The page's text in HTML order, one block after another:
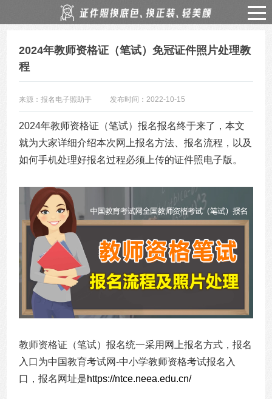
2024年教师资格证（笔试）免冠证件照片处理教
程
来源：报名电子照助手 发布时间：2022-10-15
2024年教师资格证（笔试）报名报名终于来了，本文
就为大家详细介绍本次网上报名方法、报名流程，以及
如何手机处理好报名过程必须上传的证件照电子版。
教师资格证（笔试）报名统一采用网上报名方式，报名
入口为中国教育考试网-中小学教师资格考试报名入
口，报名网址是https://ntce.neea.edu.cn/